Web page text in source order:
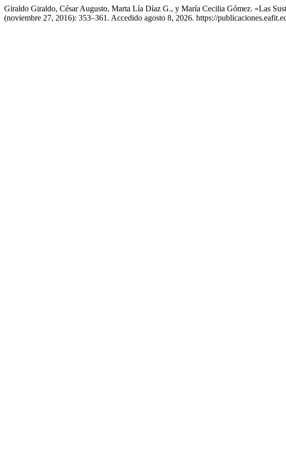
Giraldo Giraldo, César Augusto, Marta Lía Díaz G., y María Cecilia Gómez. «Las
(noviembre 27, 2016): 353–361. Accedido agosto 8, 2026. https://